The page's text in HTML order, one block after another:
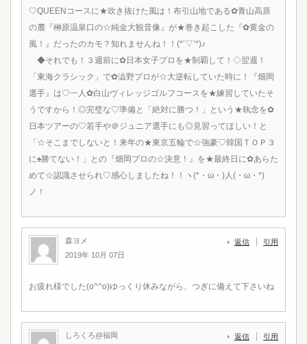
♡QUEENコースに★吹き抜けた風は！布引山地である✿青山高原
の麓『榊原温泉口の☆純金大観音像』が★巻き起こした『✿黄金の
風！』だったのカモ？知れませんね！！(*’▽’*)♪
◆それでも！３週前に✿日本女子プロを★制覇して！◇翌週！
「東海クラシック」で✿澁野プロが☆大逆転していた時に！『畑岡
選手』は♡一人✿白山ヴィレッジゴルフコースを★練習していたそ
うですから！◎完璧な♡準備と「絶対に勝つ！」という★執念を✿
日本ツアーの♡若手や＠ジュニア選手にも◎見習ってほしい！と
「☆そこまでしないと！来年の★東京五輪で☆強豪♡韓国ＴＯＰ３
に♠勝てない！」との『畑岡プロの☆決意！』を★最終日に✿あらた
めて☆認識させられ♡感心しましたね！！ヽ(*・ω・)人(・ω・*)
ノ！
森ヨメ
2019年 10月 07日
返信 引用
お疲れ様でした(o^^o)ゆっくり休みながら、つぎに備えて下さいね
しろくろ@福岡
返信 引用